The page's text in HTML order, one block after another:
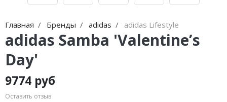
Главная Бренды adidas adidas Lifestyle
adidas Samba 'Valentine’s
Day'
9774 руб
Оставить отзыв
Jordan Tatum
Air Jordan 312
Air Jordan 40
Air Jordan 39
Nike Dunk
Nike Shox
Nike Blazer
Nike P-6000
adidas Samba
adidas Gazelle
adidas Handball
adidas Adistar
MMY
ASICS
HOKA
A Bathing Ape